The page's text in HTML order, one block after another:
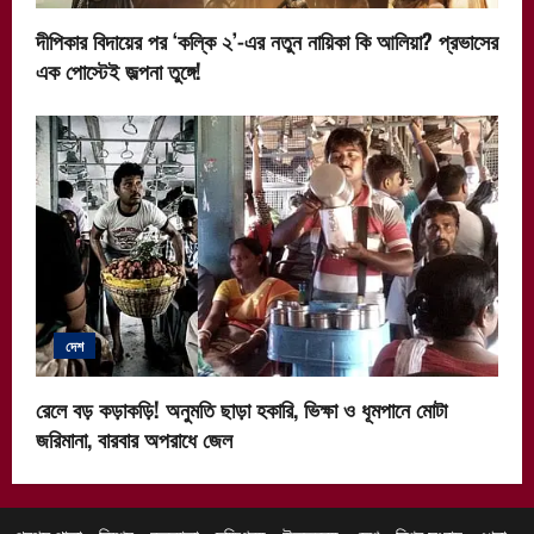
দীপিকার বিদায়ের পর ‘কল্কি ২’-এর নতুন নায়িকা কি আলিয়া? প্রভাসের
এক পোস্টেই জল্পনা তুঙ্গে!
দেশ
রেলে বড় কড়াকড়ি! অনুমতি ছাড়া হকারি, ভিক্ষা ও ধূমপানে মোটা
জরিমানা, বারবার অপরাধে জেল